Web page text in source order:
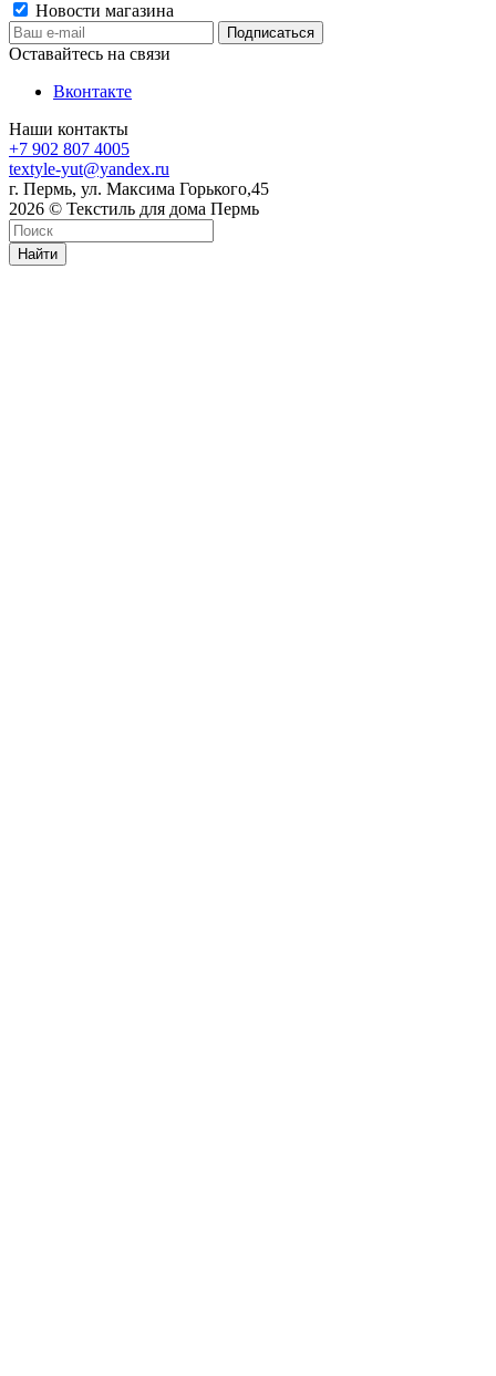
Новости магазина
Оставайтесь на связи
Вконтакте
Наши контакты
+7 902 807 4005
textyle-yut@yandex.ru
г. Пермь, ул. Максима Горького,45
2026 © Текстиль для дома Пермь
Найти